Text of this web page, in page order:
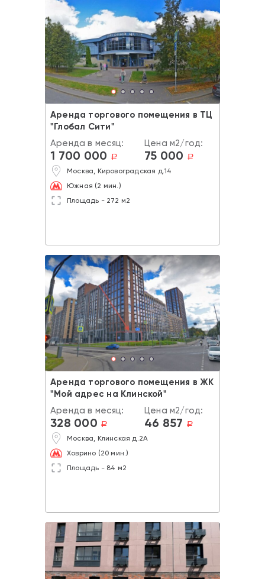
Аренда торгового помещения в ТЦ
"Глобал Сити"
Аренда в месяц:
1 700 000 a
Цена м2/год:
75 000 a
Москва, Кировоградская д.14
Южная (2 мин.)
Площадь - 272 м2
Аренда торгового помещения в ЖК
"Мой адрес на Клинской"
Аренда в месяц:
328 000 a
Цена м2/год:
46 857 a
Москва, Клинская д.2А
Ховрино (20 мин.)
Площадь - 84 м2